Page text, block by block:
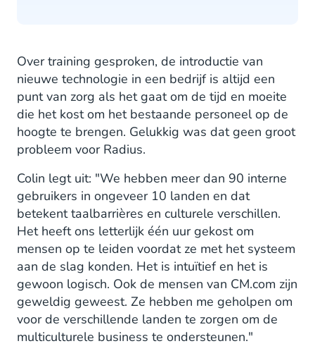
Over training gesproken, de introductie van
nieuwe technologie in een bedrijf is altijd een
punt van zorg als het gaat om de tijd en moeite
die het kost om het bestaande personeel op de
hoogte te brengen. Gelukkig was dat geen groot
probleem voor Radius.
Colin legt uit: "We hebben meer dan 90 interne
gebruikers in ongeveer 10 landen en dat
betekent taalbarrières en culturele verschillen.
Het heeft ons letterlijk één uur gekost om
mensen op te leiden voordat ze met het systeem
aan de slag konden. Het is intuïtief en het is
gewoon logisch. Ook de mensen van CM.com zijn
geweldig geweest. Ze hebben me geholpen om
voor de verschillende landen te zorgen om de
multiculturele business te ondersteunen."